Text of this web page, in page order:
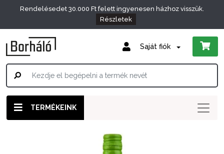
Rendelésedet 30.000 Ft felett ingyenesen házhoz visszük.
Részletek
Saját fiók
TERMÉKEINK